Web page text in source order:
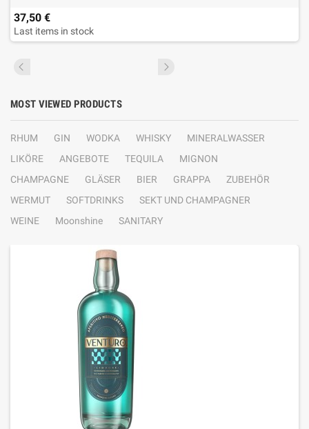
37,50 €
Last items in stock
MOST VIEWED PRODUCTS
RHUM GIN WODKA WHISKY
MINERALWASSER
LIKÖRE
ANGEBOTE TEQUILA
MIGNON
CHAMPAGNE
GLÄSER BIER GRAPPA
ZUBEHÖR
WERMUT
SOFTDRINKS
SEKT UND CHAMPAGNER
WEINE
Moonshine SANITARY